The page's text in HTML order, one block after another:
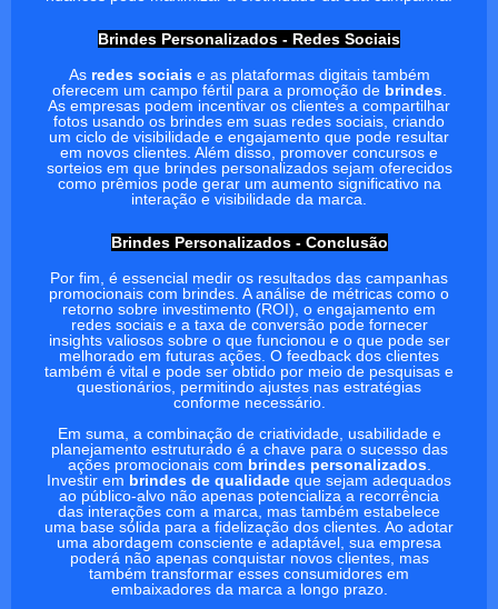
Brindes Personalizados - Redes Sociais
As redes sociaise as plataformas digitais também
oferecem um campo fértil para a promoção de brindes.
As empresas podem incentivar os clientes a compartilhar
fotos usando os brindes em suas redes sociais, criando
um ciclo de visibilidade e engajamento que pode resultar
em novos clientes. Além disso, promover concursos e
sorteios em que brindes personalizados sejam oferecidos
como prêmios pode gerar um aumento significativo na
interação e visibilidade da marca.
Brindes Personalizados - Conclusão
Por fim, é essencial medir os resultados das campanhas
promocionais com brindes. A análise de métricas como o
retorno sobre investimento (ROI), o engajamento em
redes sociais e a taxa de conversão pode fornecer
insights valiosos sobre o que funcionou e o que pode ser
melhorado em futuras ações. O feedback dos clientes
também é vital e pode ser obtido por meio de pesquisas e
questionários, permitindo ajustes nas estratégias
conforme necessário.
Em suma, a combinação de criatividade, usabilidade e
planejamento estruturado é a chave para o sucesso das
ações promocionais com brindes personalizados.
Investir em brindes de qualidade que sejam adequados
ao público-alvo não apenas potencializa a recorrência
das interações com a marca, mas também estabelece
uma base sólida para a fidelização dos clientes. Ao adotar
uma abordagem consciente e adaptável, sua empresa
poderá não apenas conquistar novos clientes, mas
também transformar esses consumidores em
embaixadores da marca a longo prazo.